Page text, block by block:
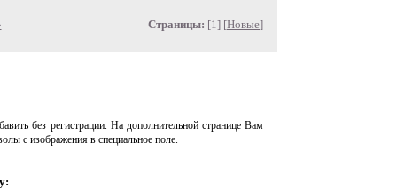
Страницы: [1] [Новые]
без регистрации. На дополнительной странице Вам
с изображения в специальное поле.